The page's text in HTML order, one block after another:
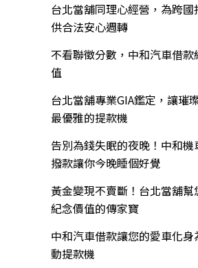
台北當舖同理心經營，為跨
供合法安心週轉
不看聯徵分數，中和汽車借款
值
台北當舖專業GIA鑑定，讓璀
最優雅的提款機
告別為錢失眠的夜晚！中和機
撥款讓你今晚睡個好覺
黃金變現不賣斷！台北當舖幫
紀念價值的傳家寶
中和汽車借款讓您的愛車化
動提款機